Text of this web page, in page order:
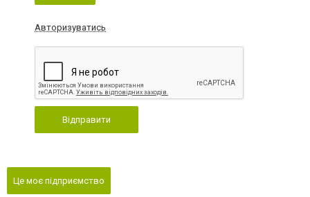
Авторизуватись
Відправити
Це моє підприємство